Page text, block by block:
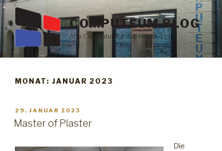
Zum
Inhalt
springen
COMPUTEUM BLOG
Alte Computer für das Heute
MONAT: JANUAR 2023
VERÖFFENTLICHT
AM
29. JANUAR 2023
Master of Plaster
Die